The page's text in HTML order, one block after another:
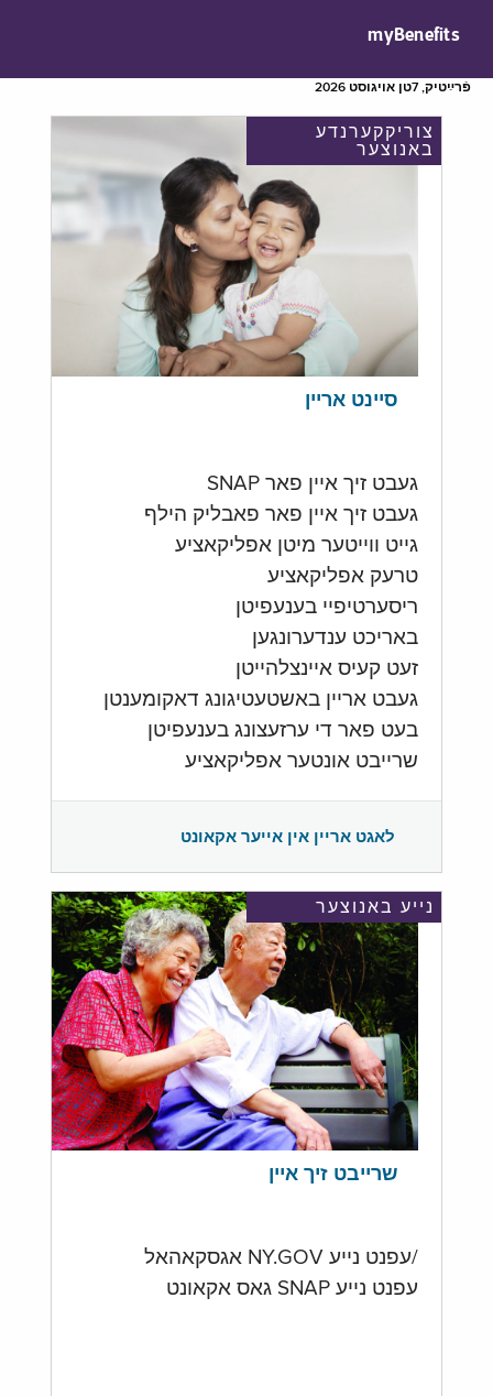
myBenefits
פֿרײַטיק, 7טן אויגוסט 2026
צוריקקערנדע
באנוצער
סיינט אריין
געבט זיך איין פאר SNAP
געבט זיך איין פאר פאבליק הילף
גייט ווייטער מיטן אפליקאציע
טרעק אפליקאציע
ריסערטיפיי בענעפיטן
באריכט ענדערונגען
זעט קעיס איינצלהייטן
געבט אריין באשטעטיגונג דאקומענטן
בעט פאר די ערזעצונג בענעפיטן
שרייבט אונטער אפליקאציע
לאגט אריין אין אייער אקאונט
נייע באנוצער
שרייבט זיך איין
/עפנט נייע NY.GOV אגסקאהאל
עפנט נייע SNAP גאס אקאונט